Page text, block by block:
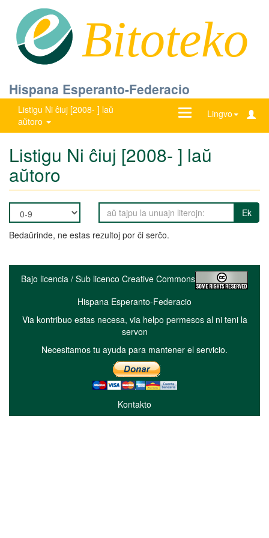
Bitoteko
Hispana Esperanto-Federacio
Listigu Ni ĉiuj [2008- ] laŭ
aŭtoro
Lingvo
Ŝanĝu
Listigu Ni ĉiuj [2008- ] laŭ
aŭtoro
Ek
Bedaŭrinde, ne estas rezultoj por ĉi serĉo.
Bajo licencia / Sub licenco Creative Commons
Hispana Esperanto-Federacio
Via kontribuo estas necesa, via helpo permesos al ni teni la
servon
Necesitamos tu ayuda para mantener el servicio.
Kontakto